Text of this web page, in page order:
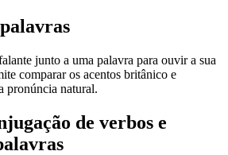
junto a uma palavra para ouvir a sua
comparar os acentos britânico e
pronúncia natural.
de verbos e